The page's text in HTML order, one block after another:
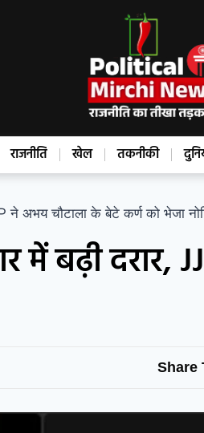
राजनीति खेल तकनीकी
ने अभय चौटाला के बेटे कर्ण को भेजा
में बढ़ी दरार,
Share